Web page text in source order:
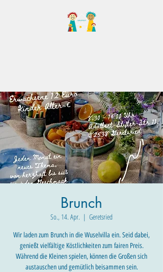
Brunch
So., 14. Apr.
  |
Geretsried
Wir laden zum Brunch in die Wuselvilla ein. Seid dabei,
genießt vielfältige Köstlichkeiten zum fairen Preis.
Während die Kleinen spielen, können die Großen sich
austauschen und gemütlich beisammen sein.